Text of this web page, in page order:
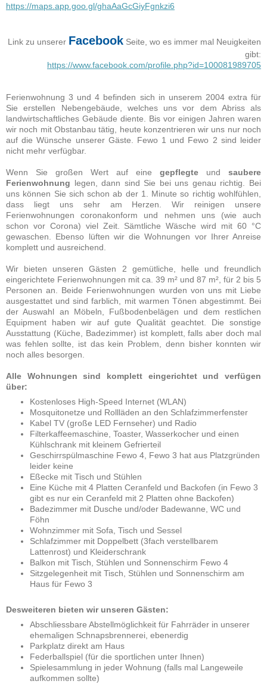
https://maps.app.goo.gl/ghaAaGcGiyFgnkzi6
Link zu unserer Facebook Seite, wo es immer mal Neuigkeiten
gibt:
https://www.facebook.com/profile.php?id=100081989705
Ferienwohnung 3 und 4 befinden sich in unserem 2004 extra für
Sie erstellen Nebengebäude, welches uns vor dem Abriss als
landwirtschaftliches Gebäude diente. Bis vor einigen Jahren waren
wir noch mit Obstanbau tätig, heute konzentrieren wir uns nur noch
auf die Wünsche unserer Gäste. Fewo 1 und Fewo 2 sind leider
nicht mehr verfügbar.
Wenn Sie großen Wert auf eine gepflegte und saubere
Ferienwohnung legen, dann sind Sie bei uns genau richtig. Bei
uns können Sie sich schon ab der 1. Minute so richtig wohlfühlen,
dass liegt uns sehr am Herzen. Wir reinigen unsere
Ferienwohnungen coronakonform und nehmen uns (wie auch
schon vor Corona) viel Zeit. Sämtliche Wäsche wird mit 60 °C
gewaschen. Ebenso lüften wir die Wohnungen vor Ihrer Anreise
komplett und ausreichend.
Wir bieten unseren Gästen 2 gemütliche, helle und freundlich
eingerichtete Ferienwohnungen mit ca. 39 m² und 87 m², für 2 bis 5
Personen an.
Beide Ferienwohnungen wurden von uns mit Liebe
ausgestattet und sind farblich, mit warmen Tönen abgestimmt. Bei
der Auswahl an Möbeln, Fußbodenbelägen und dem restlichen
Equipment haben wir auf gute Qualität geachtet. Die sonstige
Ausstattung (Küche, Badezimmer) ist komplett, falls aber doch mal
was fehlen sollte, ist das kein Problem, denn bisher konnten wir
noch alles besorgen.
Alle Wohnungen sind komplett eingerichtet und verfügen
über:
Kostenloses High-Speed Internet (WLAN)
Mosquitonetze und Rollläden an den Schlafzimmerfenster
Kabel TV (große LED Fernseher) und Radio
Filterkaffeemaschine, Toaster, Wasserkocher und einen
Kühlschrank mit kleinem Gefrierteil
Geschirrspülmaschine Fewo 4, Fewo 3 hat aus Platzgründen
leider keine
Eßecke mit Tisch und Stühlen
Eine Küche mit 4 Platten Ceranfeld und Backofen (in Fewo 3
gibt es nur ein Ceranfeld mit 2 Platten ohne Backofen)
Badezimmer mit Dusche und/oder Badewanne, WC und
Föhn
Wohnzimmer mit Sofa, Tisch und Sessel
Schlafzimmer mit Doppelbett (3fach verstellbarem
Lattenrost) und Kleiderschrank
Balkon mit Tisch, Stühlen und Sonnenschirm Fewo 4
Sitzgelegenheit mit Tisch, Stühlen und Sonnenschirm am
Haus für Fewo 3
Desweiteren bieten wir unseren Gästen:
Abschliessbare Abstellmöglichkeit für Fahrräder in unserer
ehemaligen Schnapsbrennerei, ebenerdig
Parkplatz direkt am Haus
Federballspiel (für die sportlichen unter Ihnen)
Spielesammlung in jeder Wohnung (falls mal Langeweile
aufkommen sollte)